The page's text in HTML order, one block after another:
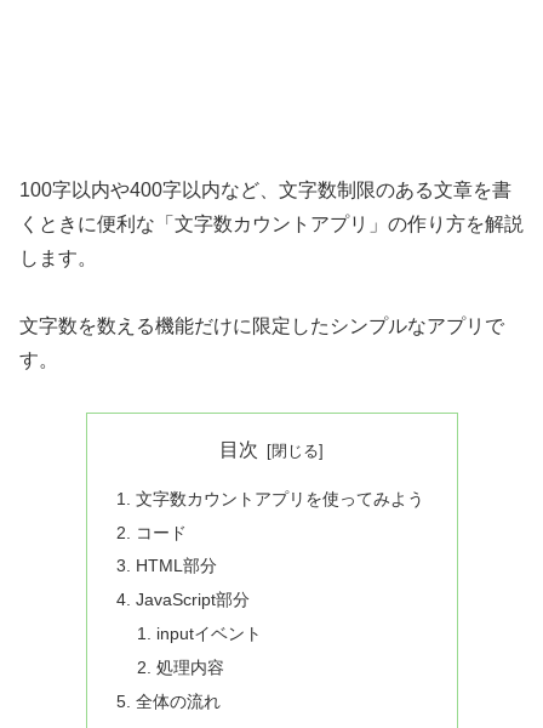
100字以内や400字以内など、文字数制限のある文章を書
くときに便利な「文字数カウントアプリ」の作り方を解説
します。
文字数を数える機能だけに限定したシンプルなアプリで
す。
目次
文字数カウントアプリを使ってみよう
コード
HTML部分
JavaScript部分
inputイベント
処理内容
全体の流れ